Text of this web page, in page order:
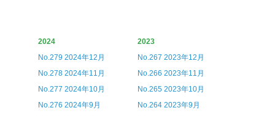
2024
No.279 2024年12月
No.278 2024年11月
No.277 2024年10月
No.276 2024年9月
2023
No.267 2023年12月
No.266 2023年11月
No.265 2023年10月
No.264 2023年9月